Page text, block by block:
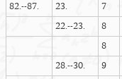
82.--87.
23. 7
22.--23.
8
8
28.--30.
9